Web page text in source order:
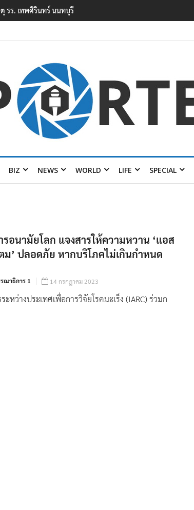
งเรียนเทพศิรินทร์ นนทบุรี พบเด็กก่อ
BIZ NEWS WORLD LIFE SPECIAL
รอนามัยโลก แจงสารให้ความหวาน ‘แอส
ม’ ปลอดภัย หากบริโภคไม่เกินกำหนด
ณาธิการ 1 14 กรกฎาคม 2023
ะหว่างประเทศเพื่อการวิจัยโรคมะเร็ง (IARC) ร่วมก